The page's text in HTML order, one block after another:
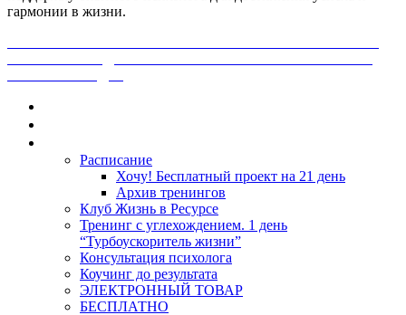
гармонии в жизни.
Расписание
Хочу! Бесплатный проект на 21 день
Архив тренингов
Клуб Жизнь в Ресурсе
Тренинг с углехождением. 1 день
“Турбоускоритель жизни”
Консультация психолога
Коучинг до результата
ЭЛЕКТРОННЫЙ ТОВАР
БЕСПЛАТНО